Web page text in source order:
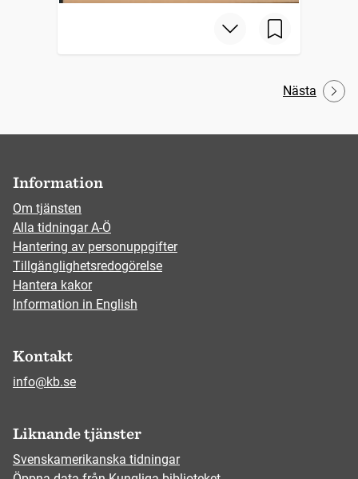
Nästa
Information
Om tjänsten
Alla tidningar A-Ö
Hantering av personuppgifter
Tillgänglighetsredogörelse
Hantera kakor
Information in English
Kontakt
info@kb.se
Liknande tjänster
Svenskamerikanska tidningar